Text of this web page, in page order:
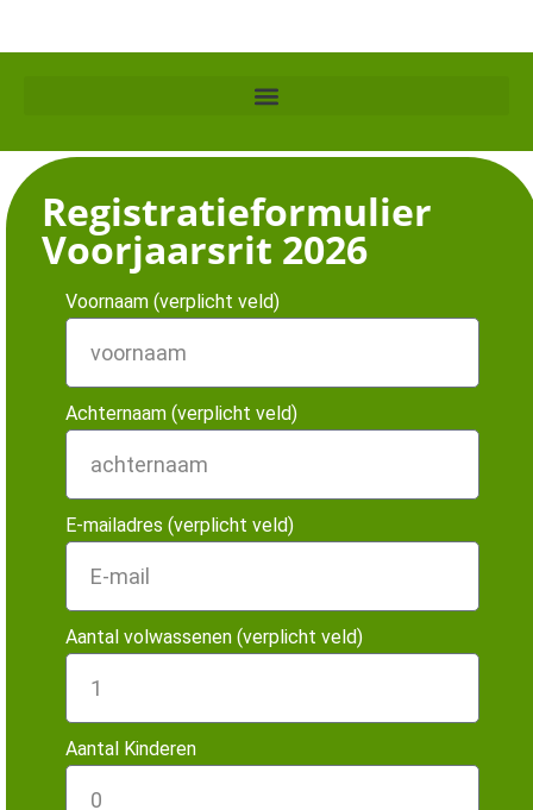
Registratieformulier
Voorjaarsrit 2026
Voornaam (verplicht veld)
Achternaam (verplicht veld)
E-mailadres (verplicht veld)
Aantal volwassenen (verplicht veld)
Aantal Kinderen